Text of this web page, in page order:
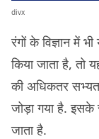
divx
रंगों के विज्ञान में
किया जाता है, तो
की अधिकतर
जोड़ा गया है. इसके
जाता है.